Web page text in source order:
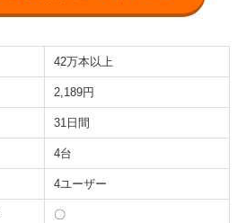
42万本以上
2,189円
31日間
4台
4ユーザー
〇